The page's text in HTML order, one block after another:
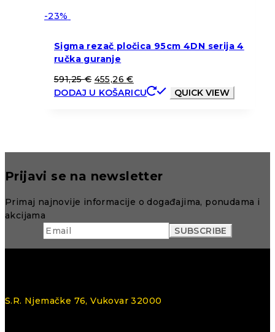
-23%
Sigma rezač pločica 95cm 4DN serija 4
ručka guranje
591,25€ 455,26€
DODAJ U KOŠARICU
QUICK VIEW
Prijavi se na newsletter
Primaj najnovije informacije o događajima, ponudama i
akcijama
S.R. Njemačke 76, Vukovar 32000